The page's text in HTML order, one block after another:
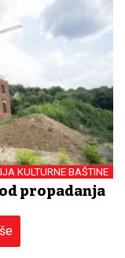
KULTURNE BAŠTINE
propadanja